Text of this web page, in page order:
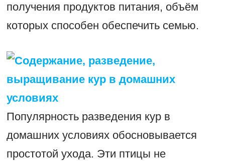
получения продуктов питания, объём
которых способен обеспечить семью.
Популярность разведения кур в
домашних условиях обосновывается
простотой ухода. Эти птицы не